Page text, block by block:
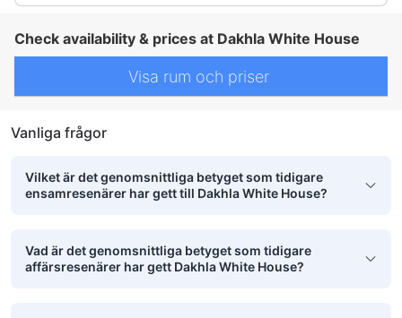
Check availability & prices at Dakhla White House
Visa rum och priser
Vanliga frågor
Vilket är det genomsnittliga betyget som tidigare
ensamresenärer har gett till Dakhla White House?
Vad är det genomsnittliga betyget som tidigare
affärsresenärer har gett Dakhla White House?